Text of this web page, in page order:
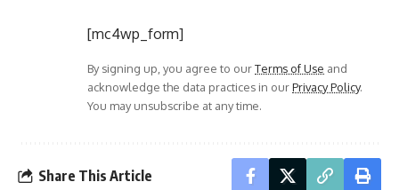
[mc4wp_form]
By signing up, you agree to ourTerms of Use and
acknowledge the data practices in ourPrivacy Policy.
You may unsubscribe at any time.
Share This Article